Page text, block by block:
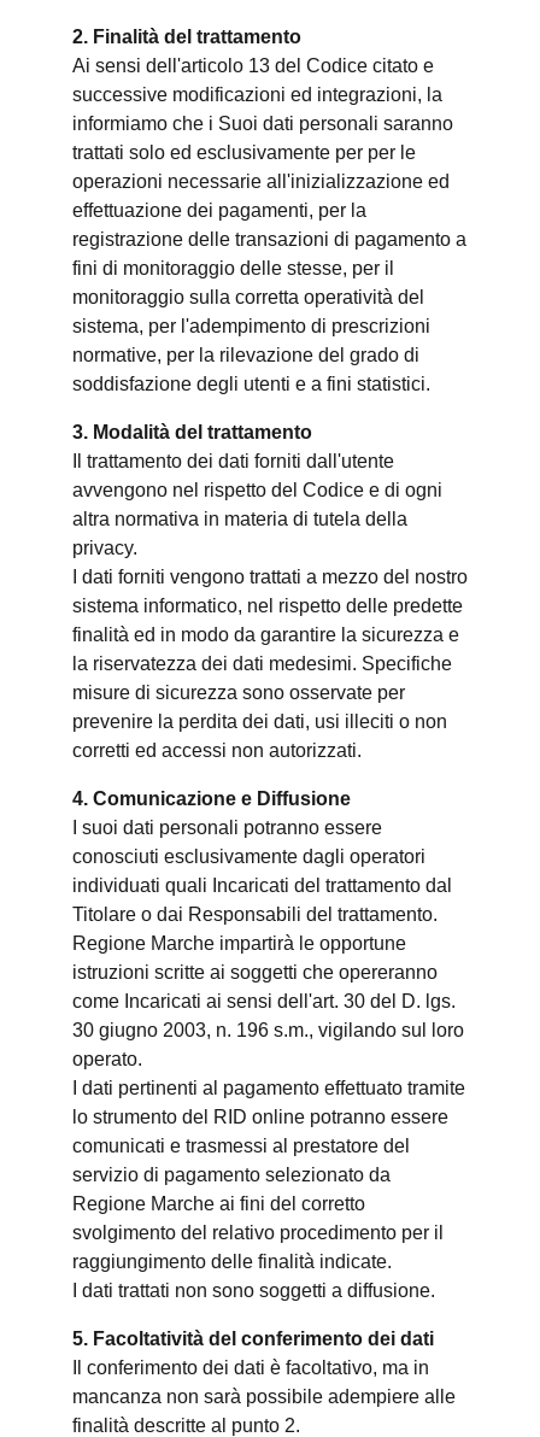
2. Finalità del trattamento
Ai sensi dell'articolo 13 del Codice citato e
successive modificazioni ed integrazioni, la
informiamo che i Suoi dati personali saranno
trattati solo ed esclusivamente per per le
operazioni necessarie all'inizializzazione ed
effettuazione dei pagamenti, per la
registrazione delle transazioni di pagamento a
fini di monitoraggio delle stesse, per il
monitoraggio sulla corretta operatività del
sistema, per l'adempimento di prescrizioni
normative, per la rilevazione del grado di
soddisfazione degli utenti e a fini statistici.
3. Modalità del trattamento
Il trattamento dei dati forniti dall'utente
avvengono nel rispetto del Codice e di ogni
altra normativa in materia di tutela della
privacy.
I dati forniti vengono trattati a mezzo del nostro
sistema informatico, nel rispetto delle predette
finalità ed in modo da garantire la sicurezza e
la riservatezza dei dati medesimi. Specifiche
misure di sicurezza sono osservate per
prevenire la perdita dei dati, usi illeciti o non
corretti ed accessi non autorizzati.
4. Comunicazione e Diffusione
I suoi dati personali potranno essere
conosciuti esclusivamente dagli operatori
individuati quali Incaricati del trattamento dal
Titolare o dai Responsabili del trattamento.
Regione Marche impartirà le opportune
istruzioni scritte ai soggetti che opereranno
come Incaricati ai sensi dell'art. 30 del D. lgs.
30 giugno 2003, n. 196 s.m., vigilando sul loro
operato.
I dati pertinenti al pagamento effettuato tramite
lo strumento del RID online potranno essere
comunicati e trasmessi al prestatore del
servizio di pagamento selezionato da
Regione Marche ai fini del corretto
svolgimento del relativo procedimento per il
raggiungimento delle finalità indicate.
I dati trattati non sono soggetti a diffusione.
5. Facoltatività del conferimento dei dati
Il conferimento dei dati è facoltativo, ma in
mancanza non sarà possibile adempiere alle
finalità descritte al punto 2.